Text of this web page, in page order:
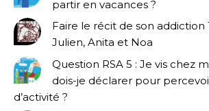
partir en vacances ?
Faire le récit de son addiction
Julien, Anita et Noa
Question RSA 5 : Je vis chez
dois-je déclarer pour
d’activité ?